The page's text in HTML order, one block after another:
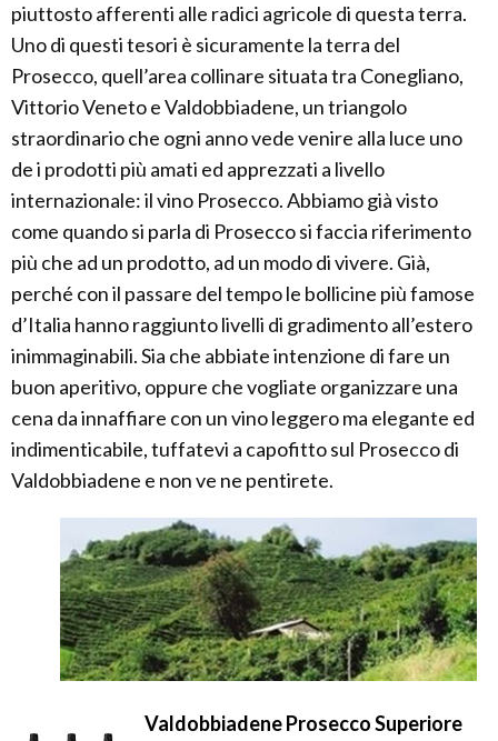
piuttosto afferenti alle radici agricole di questa terra.
Uno di questi tesori è sicuramente la terra del
Prosecco, quell’area collinare situata tra Conegliano,
Vittorio Veneto e Valdobbiadene, un triangolo
straordinario che ogni anno vede venire alla luce uno
de i prodotti più amati ed apprezzati a livello
internazionale: il vino Prosecco. Abbiamo già visto
come quando si parla di Prosecco si faccia riferimento
più che ad un prodotto, ad un modo di vivere. Già,
perché con il passare del tempo le bollicine più famose
d’Italia hanno raggiunto livelli di gradimento all’estero
inimmaginabili. Sia che abbiate intenzione di fare un
buon aperitivo, oppure che vogliate organizzare una
cena da innaffiare con un vino leggero ma elegante ed
indimenticabile, tuffatevi a capofitto sul Prosecco di
Valdobbiadene e non ve ne pentirete.
Valdobbiadene Prosecco Superiore